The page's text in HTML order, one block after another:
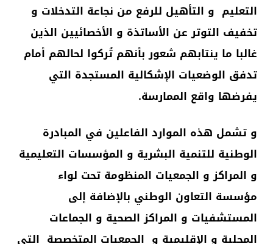
التعليم و التأهيل للرفع من نجاعة التدخلات و
تخفيف التوتر عن الأساتذة و الأخصائيين الذين
غالبا ما ينتابهم شعور بأنهم تُركوا لحالهم أمام
تدفق الوضعيات الإشكالية المستجدة التي
يفرضها واقع الممارسة.
و تشمل هذه الموارد الفاعلين في المبادرة
الوطنية للتنمية البشرية و المؤسسات التعليمية
و المراكز و الجمعيات المنظومة تحت لواء
مؤسسة التعاون الوطني بالإضافة إلى
المستشفيات و المراكز الصحية و الجماعات
المحلية و الإقليمية و الجمعيات المتخصصة التي